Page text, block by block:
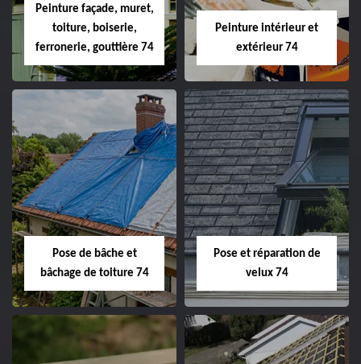
Peinture façade, muret,
toiture, boiserie,
ferronerie, gouttière 74
Peinture intérieur et
extérieur 74
Pose de bâche et
bâchage de toiture 74
Pose et réparation de
velux 74